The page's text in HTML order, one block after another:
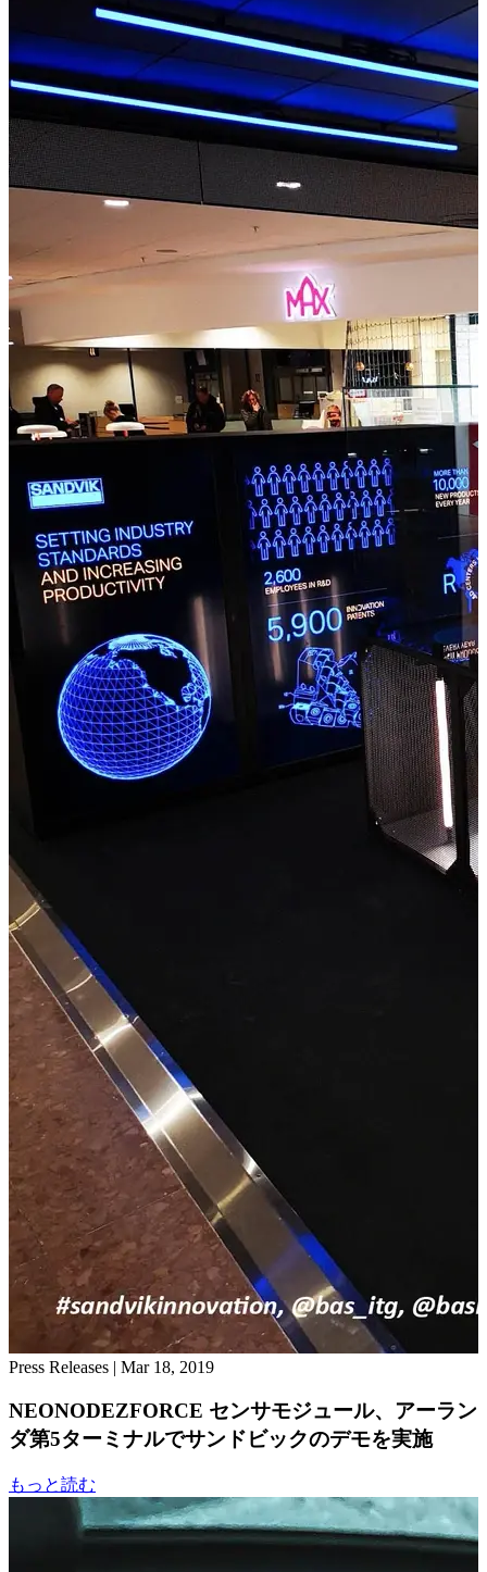
Press Releases | Mar 18, 2019
NEONODEZFORCE センサモジュール、アーラン
ダ第5ターミナルでサンドビックのデモを実施
もっと読む